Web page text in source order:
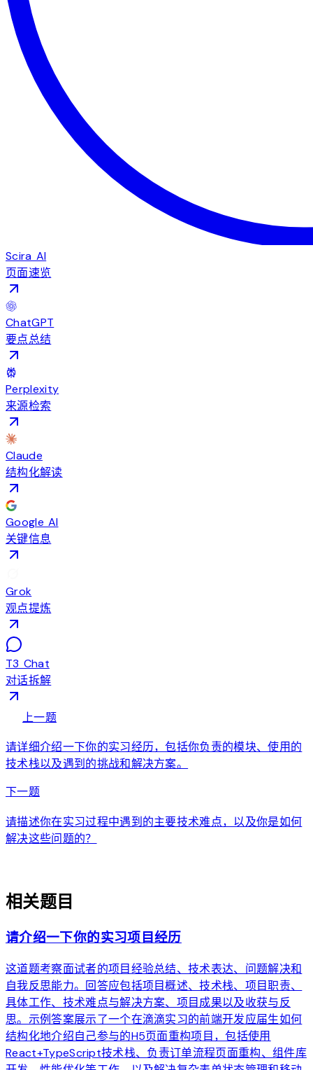
Scira AI
页面速览
ChatGPT
要点总结
Perplexity
来源检索
Claude
结构化解读
Google AI
关键信息
Grok
观点提炼
T3 Chat
对话拆解
上一题
请详细介绍一下你的实习经历，包括你负责的模块、使用的
技术栈以及遇到的挑战和解决方案。
下一题arrow_forward
请描述你在实习过程中遇到的主要技术难点，以及你是如何
解决这些问题的？
相关题目
请介绍一下你的实习项目经历
这道题考察面试者的项目经验总结、技术表达、问题解决和
自我反思能力。回答应包括项目概述、技术栈、项目职责、
具体工作、技术难点与解决方案、项目成果以及收获与反
思。示例答案展示了一个在滴滴实习的前端开发应届生如何
结构化地介绍自己参与的H5页面重构项目，包括使用
React+TypeScript技术栈、负责订单流程页面重构、组件库